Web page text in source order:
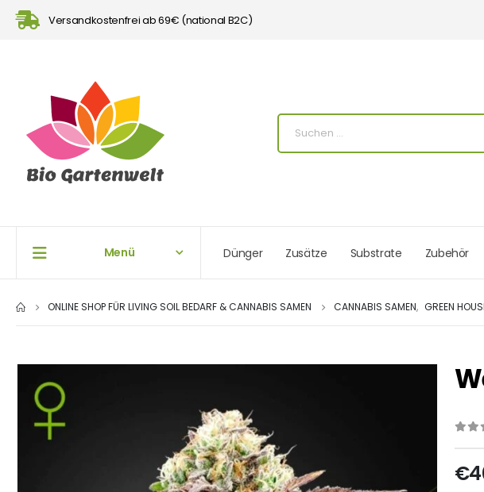
Versandkostenfrei ab 69€ (national B2C)
Menü Dünger Zusätze Substrate Zubehör
ONLINE SHOP FÜR LIVING SOIL BEDARF & CANNABIS SAMEN CANNABIS SAMEN, GREEN
€